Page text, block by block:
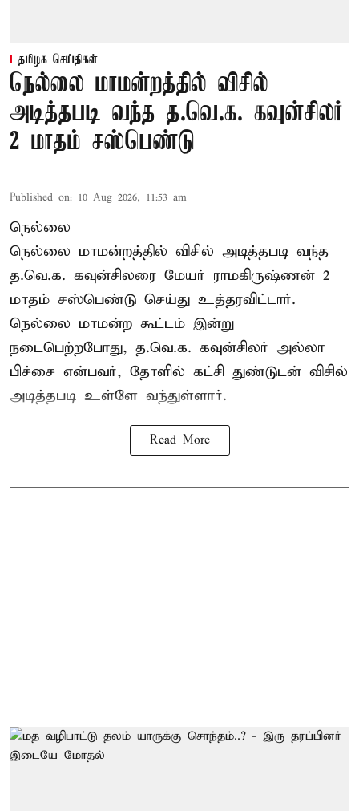
தமிழக செய்திகள்
நெல்லை மாமன்றத்தில் விசில்
அடித்தபடி வந்த த.வெ.க. கவுன்சிலர்
2 மாதம் சஸ்பெண்டு
Published on: 10 Aug 2026, 11:53 am
நெல்லை
நெல்லை மாமன்றத்தில் விசில் அடித்தபடி வந்த
த.வெ.க. கவுன்சிலரை மேயர் ராமகிருஷ்ணன் 2
மாதம் சஸ்பெண்டு செய்து உத்தரவிட்டார்.
நெல்லை மாமன்ற கூட்டம் இன்று
நடைபெற்றபோது, த.வெ.க. கவுன்சிலர் அல்லா
பிச்சை என்பவர், தோளில் கட்சி துண்டுடன் விசில்
அடித்தபடி உள்ளே வந்துள்ளார்.
Read More